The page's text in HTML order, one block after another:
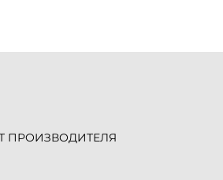
ПРОИЗВОДИТЕЛЯ